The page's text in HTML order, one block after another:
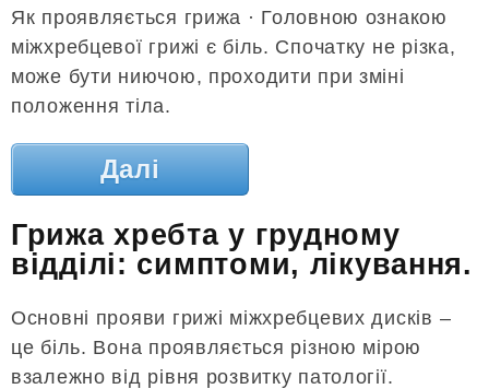
Як проявляється грижа · Головною ознакою
міжхребцевої грижі є біль. Спочатку не різка,
може бути ниючою, проходити при зміні
положення тіла.
Далі
Грижа хребта у грудному
відділі: симптоми, лікування.
Основні прояви грижі міжхребцевих дисків –
це біль. Вона проявляється різною мірою
взалежно від рівня розвитку патології.